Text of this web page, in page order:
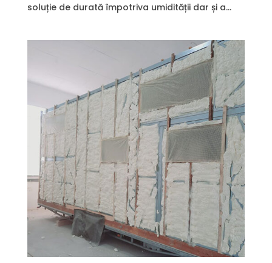
soluție de durată împotriva umidității dar și a...